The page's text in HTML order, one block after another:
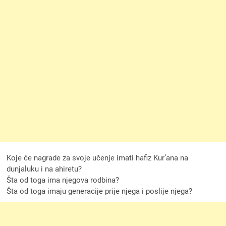
Koje će nagrade za svoje učenje imati hafiz Kur’ana na
dunjaluku i na ahiretu?
Šta od toga ima njegova rodbina?
Šta od toga imaju generacije prije njega i poslije njega?